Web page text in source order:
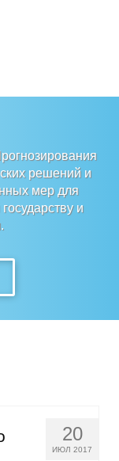
решений и
мер для
и
20
ИЮЛ 2017